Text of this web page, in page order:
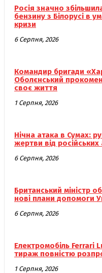
Росія значно
бензину з Білорусі в
кризи
6 Серпня, 2026
Командир бригади
Оболєнський
своє життя
1 Серпня, 2026
Нічна атака в Сумах:
жертви від російських
6 Серпня, 2026
Британський міністр
нові плани допомоги
6 Серпня, 2026
Електромобіль Ferrari
тираж повністю
1 Серпня, 2026